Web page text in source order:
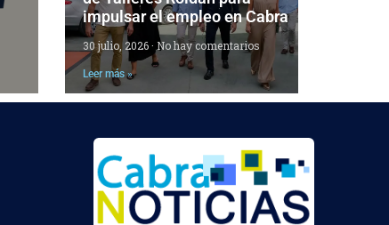
impulsar el empleo en Cabra
30 julio, 2026 No hay comentarios
Leer más »